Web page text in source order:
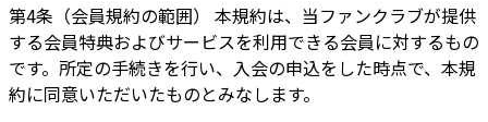
第4条（会員規約の範囲） 本規約は、当ファンクラブが提供
する会員特典およびサービスを利用できる会員に対するもの
です。所定の手続きを行い、入会の申込をした時点で、本規
約に同意いただいたものとみなします。